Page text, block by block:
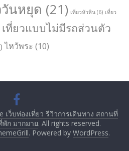
วันหยุด (21) เที่ยวหัวหิน (6) เที่ยว
เที่ยวแบบไม่มีรถส่วนตัว
ไหว้พระ (10)
เว็บท่องเที่ยว รีวิวการเดินทาง สถานที่
พัก มากมาย. All rights reserved.
. Powered by WordPress.